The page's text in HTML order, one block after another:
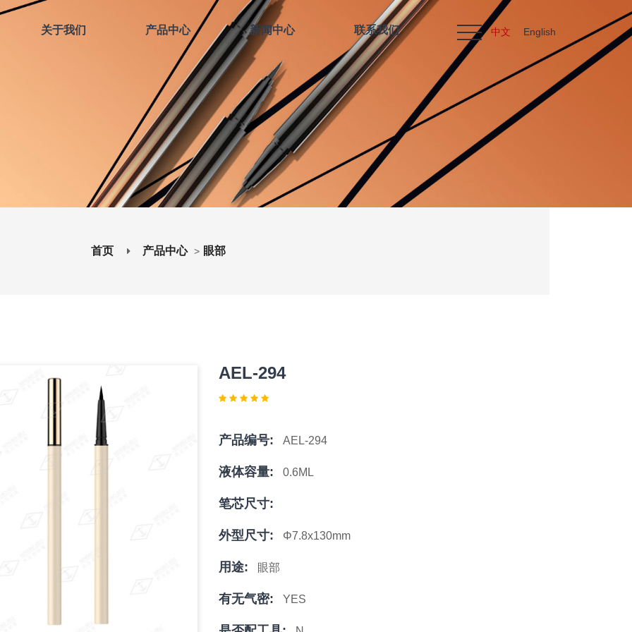
中文 English
关于我们 产品中心 新闻中心 联系我们
首页 产品中心 > 眼部
AEL-294
产品编号: AEL-294
液体容量: 0.6ML
笔芯尺寸:
外型尺寸: Φ7.8x130mm
用途: 眼部
有无气密: YES